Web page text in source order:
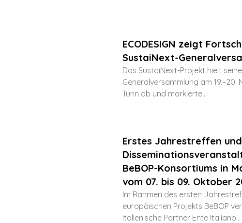
ECODESIGN zeigt
SustaiNext-
Das SustaiNext-Projekt hielt
Generalversammlung am 19.–20.
Turin ab und markierte...
Erstes Jahrestreffen
BeBOP-Konsortiums in
vom 07. bis 09. Oktober
Im Rahmen des ersten
europäischen Projekts BeBOP
italienische Partner Ente Italiano...